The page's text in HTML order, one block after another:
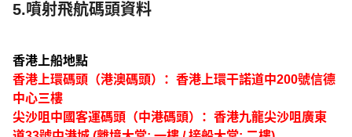
5.噴射飛航碼頭資料
香港上船地點
香港上環碼頭（港澳碼頭）：香港上環干諾道中200號信德
中心三樓
尖沙咀中國客運碼頭（中港碼頭）：香港九龍尖沙咀廣東